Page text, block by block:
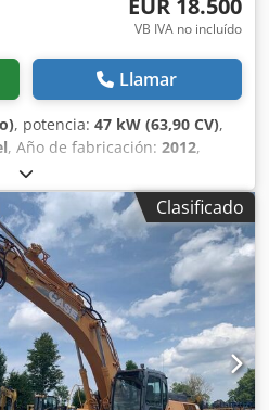
VB IVA no incluído
Llamar
, potencia: 47 kW (63,90 CV),
, Año de fabricación: 2012,
1.060 h
pedales - Cabina cerrada =
3 – Año de fabricación:
Pala cargadora de la
año de fabricación: 2012. La
estado y solo tiene 1.060
máquina se encuentra en
como estético. Es
gama de aplicaciones y está
Características: * Año de
horas de funcionamiento *
Clasificado